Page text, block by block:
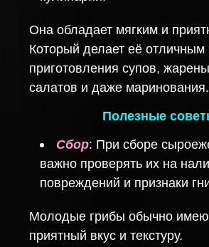
Она обладает мягким и
Который делает её
приготовления супов,
салатов и даже маринования.
Полезные
Сбор: При сборе
важно проверять их на
повреждений и признаки
Молодые грибы обычно
приятный вкус и текстуру.